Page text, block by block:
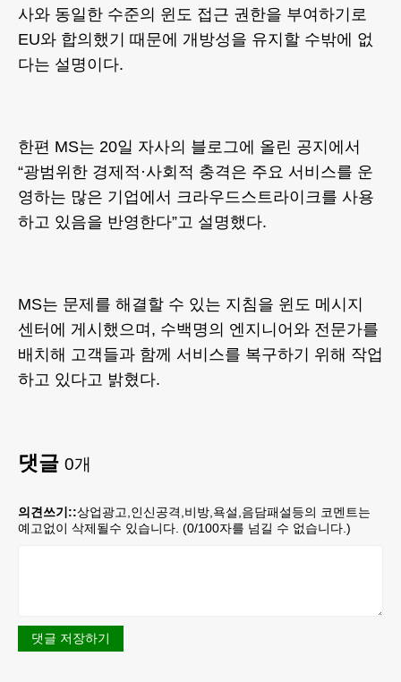
사와 동일한 수준의 윈도 접근 권한을 부여하기로
EU와 합의했기 때문에 개방성을 유지할 수밖에 없
다는 설명이다.
한편 MS는 20일 자사의 블로그에 올린 공지에서
“광범위한 경제적·사회적 충격은 주요 서비스를 운
영하는 많은 기업에서 크라우드스트라이크를 사용
하고 있음을 반영한다”고 설명했다.
MS는 문제를 해결할 수 있는 지침을 윈도 메시지
센터에 게시했으며, 수백명의 엔지니어와 전문가를
배치해 고객들과 함께 서비스를 복구하기 위해 작업
하고 있다고 밝혔다.
댓글 0개
의견쓰기::상업광고,인신공격,비방,욕설,음담패설등의 코멘트는
예고없이 삭제될수 있습니다. (0/100자를 넘길 수 없습니다.)
댓글 저장하기